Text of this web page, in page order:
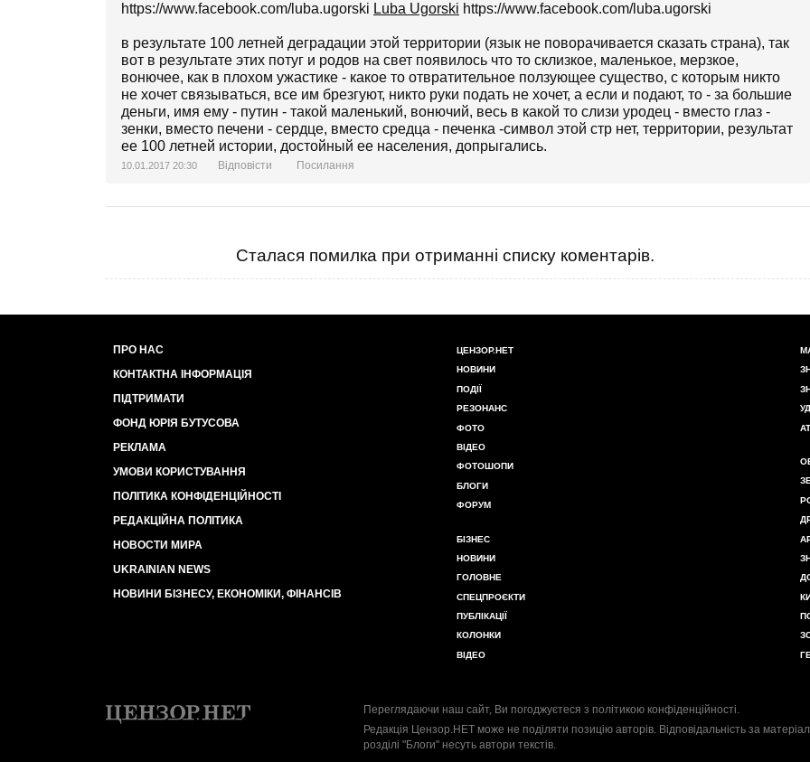
https://www.facebook.com/luba.ugorski Luba Ugorski https://www.facebook.com/luba.ugorski
в результате 100 летней деградации этой территории (язык не поворачивается сказать страна), так
вот в результате этих потуг и родов на свет появилось что то склизкое, маленькое, мерзкое,
вонючее, как в плохом ужастике - какое то отвратительное ползующее существо, с которым никто
не хочет связываться, все им брезгуют, никто руки подать не хочет, а если и подают, то - за большие
деньги, имя ему - путин - такой маленький, вонючий, весь в какой то слизи уродец - вместо глаз -
зенки, вместо печени - сердце, вместо средца - печенка -символ этой стр нет, территории, результат
ее 100 летней истории, достойный ее населения, допрыгались.
10.01.2017 20:30 Відповісти Посилання
Сталася помилка при отриманні списку коментарів.
ПРО НАС
КОНТАКТНА ІНФОРМАЦІЯ
ПІДТРИМАТИ
ФОНД ЮРІЯ БУТУСОВА
РЕКЛАМА
УМОВИ КОРИСТУВАННЯ
ПОЛІТИКА КОНФІДЕНЦІЙНОСТІ
РЕДАКЦІЙНА ПОЛІТИКА
НОВОСТИ МИРА
UKRAINIAN NEWS
НОВИНИ БІЗНЕСУ, ЕКОНОМІКИ, ФІНАНСІВ
ЦЕНЗОР.НЕТ
НОВИНИ
ПОДІЇ
РЕЗОНАНС
ФОТО
ВІДЕО
ФОТОШОПИ
БЛОГИ
ФОРУМ
БІЗНЕС
НОВИНИ
ГОЛОВНЕ
СПЕЦПРОЄКТИ
ПУБЛІКАЦІЇ
КОЛОНКИ
ВІДЕО
Переглядаючи наш сайт, Ви погоджуєтеся з політикою конфіденційності.
Редакція Цензор.НЕТ може не поділяти позицію авторів. Відповідальність за
розділі "Блоги" несуть автори текстів.